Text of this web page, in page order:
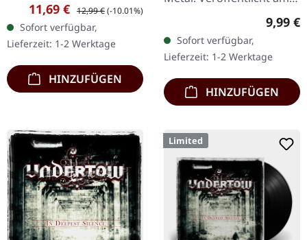
Erstauflage als CD im
DigiPak mit 12-seitigem
Booklet. Geht es dir…
Verkaufspreis:
11,69 € Regulärer Preis:
12,99 €(-10.01%)
Sofort verfügbar,
Lieferzeit: 1-2 Werktage
HINZUFÜGEN
08.03.2004, auf Supreme
Chaos Records. CD im
Jewelcase mit 16-seitigem
Booklet.…
9,99 €
Sofort verfügbar,
Lieferzeit: 1-2 Werktage
HINZUFÜGEN
Limited